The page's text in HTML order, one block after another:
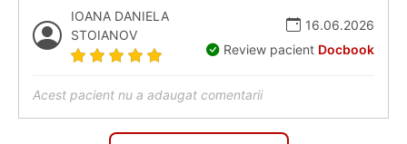
IOANA DANIELA
STOIANOV
16.06.2026
Review pacient Docbook
Acest pacient nu a adaugat comentarii